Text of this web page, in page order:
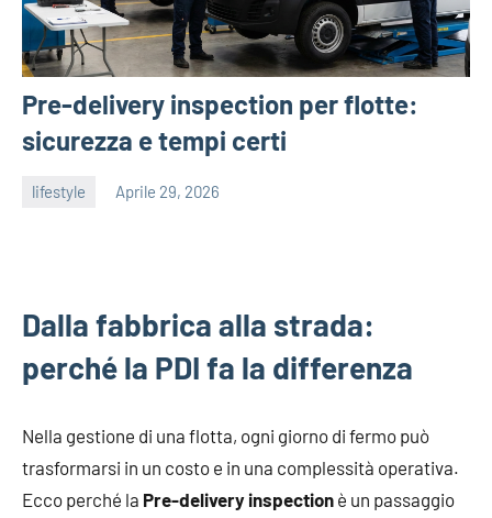
Pre-delivery inspection per flotte:
sicurezza e tempi certi
lifestyle Aprile 29, 2026
Dalla fabbrica alla strada:
perché la PDI fa la differenza
Nella gestione di una flotta, ogni giorno di fermo può
trasformarsi in un costo e in una complessità operativa.
Ecco perché la Pre-delivery inspection è un passaggio